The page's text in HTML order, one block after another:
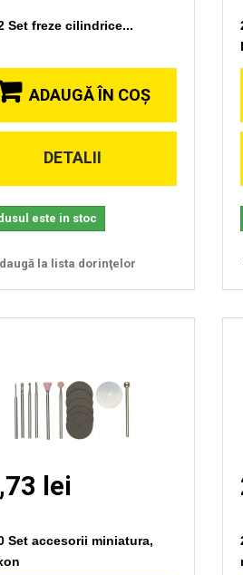
Set freze cilindrice...
ADAUGĂ ÎN COŞ
DETALII
este in stoc
la lista dorinţelor
Vizionare
lei
Set accesorii miniatura,